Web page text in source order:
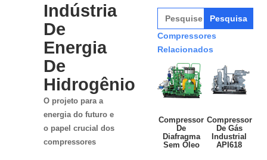
Indústria
De
Energia
De
Hidrogênio
O projeto para a
energia do futuro e
o papel crucial dos
compressores
Pesquisar
por:
Compressores
Relacionados
Compressor
De
Diafragma
Sem Óleo
Compressor
De Gás
Industrial
API618